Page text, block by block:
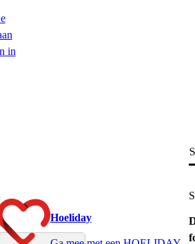
in
Hoeliday